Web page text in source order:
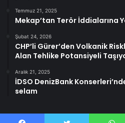
Temmuz 21, 2025
Mekap’tan Terör İddialarına
Şubat 24, 2026
CHP’li Gürer’den Volkanik
Alan Tehlike Potansiyeli
Aralık 21, 2025
İDSO DenizBank
selam